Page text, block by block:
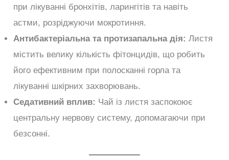
при лікуванні бронхітів, ларингітів та навіть
астми, розріджуючи мокротиння.
Антибактеріальна та протизапальна дія: Листя
містить велику кількість фітонцидів, що робить
його ефективним при полосканні горла та
лікуванні шкірних захворювань.
Седативний вплив: Чай із листя заспокоює
центральну нервову систему, допомагаючи при
безсонні.